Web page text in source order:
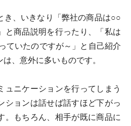
き、いきなり「弊社の商品は○○
と商品説明を行ったり、「私は
ていたのですが～」と自己紹介
、意外に多いものです。
ュニケーションを行ってしまう
ションは話せば話すほど下がっ
。もちろん、相手が既に商品に